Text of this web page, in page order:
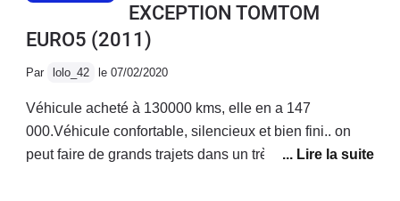
à l'encrassement. Boîte de vitesses remplacée à 37
000km, il a fallu se battre avec RENAULT pour qu'ils
valable pour que cela ne soit pas pris en compte !). Il
faudra vous armer de patience pour faire l'entretien
vous même, l'accès au filtre à huile et aux bougies, par
exemple, est un vrai défi. Je ne vous parle même pas
EXCEPTION TOMTOM
EURO5 (2011)
Par lolo_42 le 07/02/2020
Véhicule acheté à 130000 kms, elle en a 147
000.Véhicule confortable, silencieux et bien fini.. on
peut faire de grands trajets dans un très bon confort et